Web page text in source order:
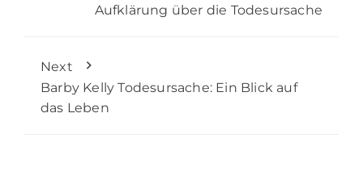
Aufklärung über die Todesursache
Next
Barby Kelly Todesursache: Ein Blick auf
das Leben